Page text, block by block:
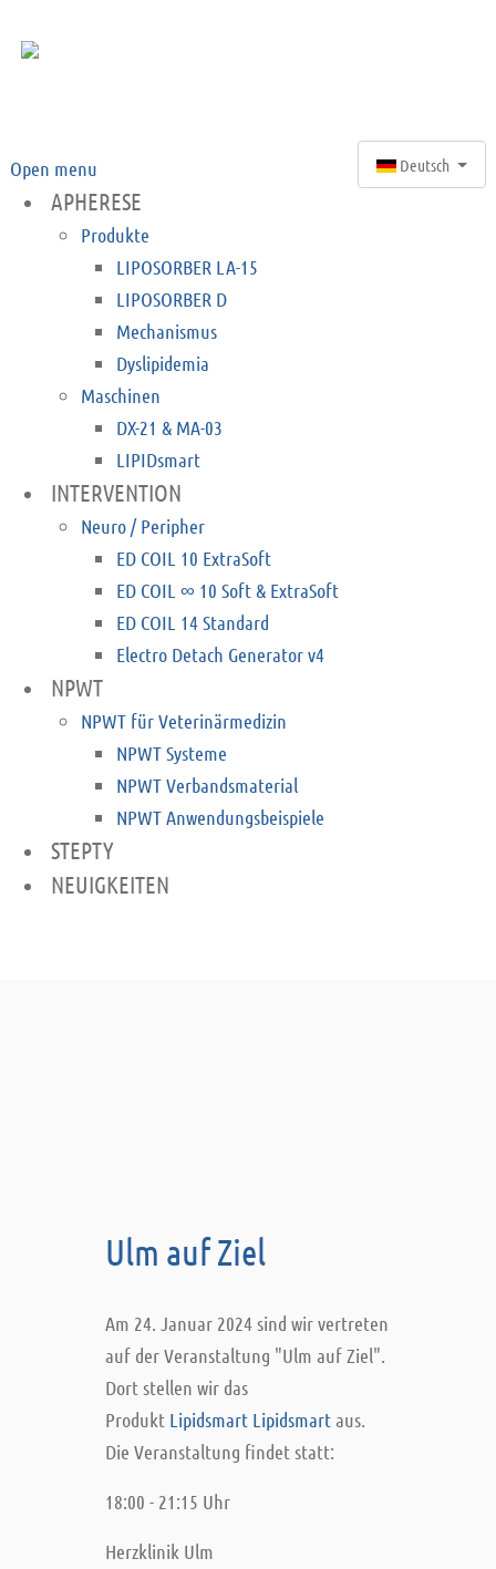
Deutsch
Open menu
APHERESE
Produkte
LIPOSORBER LA-15
LIPOSORBER D
Mechanismus
Dyslipidemia
Maschinen
DX-21 & MA-03
LIPIDsmart
INTERVENTION
Neuro / Peripher
ED COIL 10 ExtraSoft
ED COIL ∞ 10 Soft & ExtraSoft
ED COIL 14 Standard
Electro Detach Generator v4
NPWT
NPWT für Veterinärmedizin
NPWT Systeme
NPWT Verbandsmaterial
NPWT Anwendungsbeispiele
STEPTY
NEUIGKEITEN
Ulm auf Ziel
Am 24. Januar 2024 sind wir vertreten
auf der Veranstaltung "Ulm auf Ziel".
Dort stellen wir das
Produkt Lipidsmart Lipidsmartaus.
Die Veranstaltung findet statt:
18:00 - 21:15 Uhr
Herzklinik Ulm